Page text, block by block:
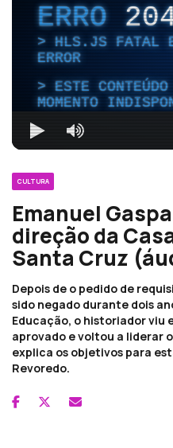
ERRO
HLS.JS FATAL
ERROR
ESTE
MOMENTO
CULTURA
Emanuel
direção da
Santa Cruz
Depois de o pedido de
sido negado durante dois
Educação, o historiador viu
aprovado e voltou a liderar
explica os objetivos para
Revoredo.